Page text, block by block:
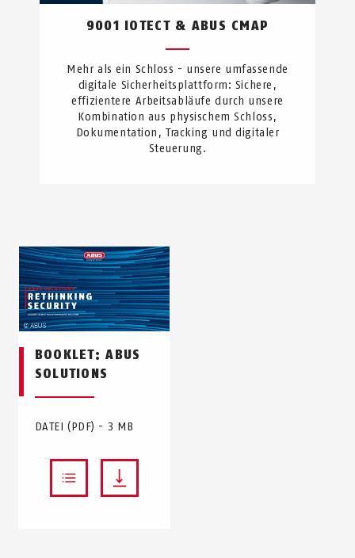
9001 IOTECT & ABUS CMAP
Mehr als ein Schloss - unsere umfassende
digitale Sicherheitsplattform: Sichere,
effizientere Arbeitsabläufe durch unsere
Kombination aus physischem Schloss,
Dokumentation, Tracking und digitaler
Steuerung.
BOOKLET: ABUS
SOLUTIONS
DATEI (PDF) - 3 MB